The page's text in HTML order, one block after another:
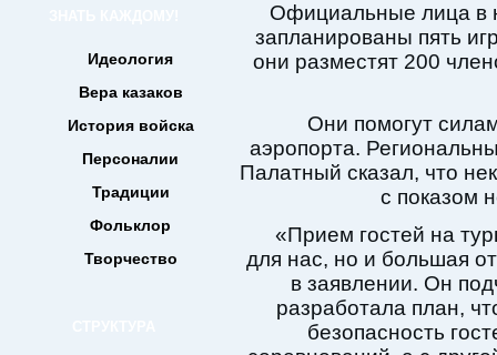
Идеология
Вера казаков
История войска
Персоналии
Традиции
Фольклор
Творчество
Официальные лица в
запланированы пять
они разместят 200
Они помогут
аэропорта.
Палатный сказал, что
с показом
«Прием гостей на
для нас, но и большая
в заявлении. Он
разработала план,
безопасность